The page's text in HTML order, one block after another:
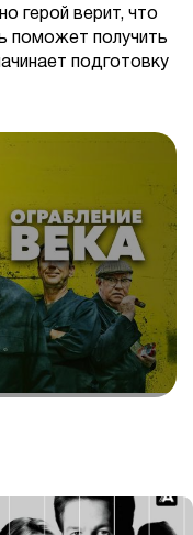
герой верит, что
поможет получить
подготовку